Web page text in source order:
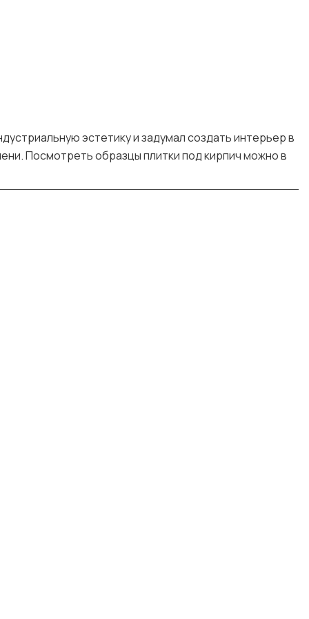
эстетику и задумал создать интерьер в
Посмотреть образцы плитки под кирпич можно в